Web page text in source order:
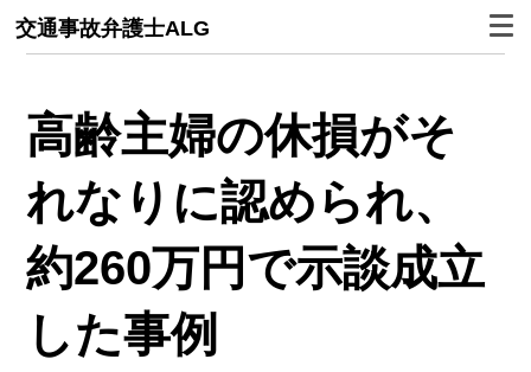
交通事故弁護士ALG
高齢主婦の休損がそ
れなりに認められ、
約260万円で示談成立
した事例